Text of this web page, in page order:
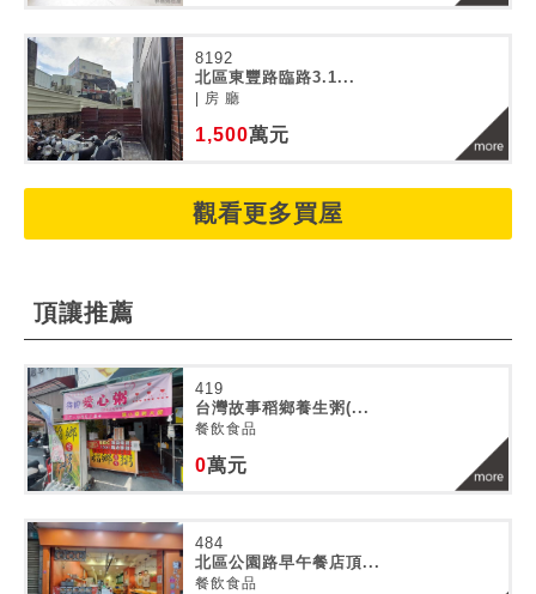
8192
北區東豐路臨路3.1...
| 房 廳
1,500萬元
觀看更多買屋
頂讓推薦
419
台灣故事稻鄉養生粥(...
餐飲食品
0萬元
484
北區公園路早午餐店頂...
餐飲食品